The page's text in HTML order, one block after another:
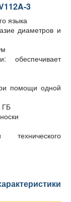
3
языка
диаметров и
обеспечивает
помощи одной
ГБ